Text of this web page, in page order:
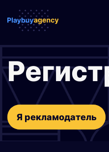
Я рекламодатель